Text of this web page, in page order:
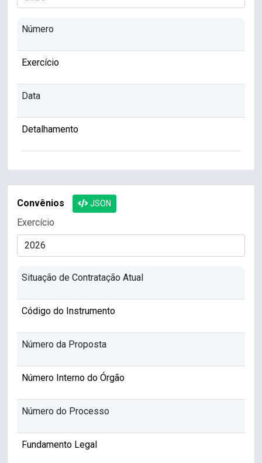
Número
Exercício
Data
Detalhamento
Convênios JSON
Exercício
Situação de Contratação Atual
Código do Instrumento
Número da Proposta
Número Interno do Órgão
Número do Processo
Fundamento Legal